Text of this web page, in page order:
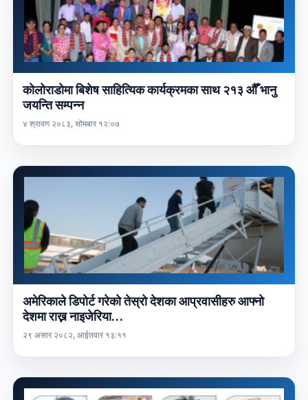
कोलोराडोमा बिशेष साहित्यिक कार्यक्रमका साथ २१३ औँ भानु
जयन्ति सम्पन्न
४ श्रावण २०८३, सोमबार १२:०७
अमेरिकाले डिपोर्ट गरेको तेस्रो देशका आप्रवासीहरु आफ्नो
देशमा राख्न नाइजेरिया…
२९ असार २०८२, आईतवार १३:११